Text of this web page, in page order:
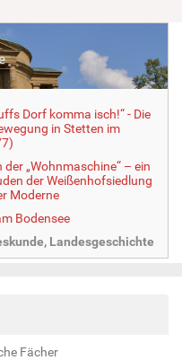
Dorf komma isch!“ - Die
in Stetten im
„Wohnmaschine“ – ein
der Weißenhofsiedlung
Moderne
Bodensee
Landesgeschichte
Fächer